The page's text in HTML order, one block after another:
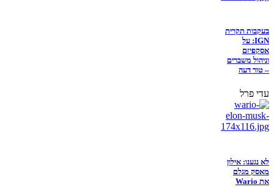
בעקבות תקרית
IGN: על
אסקפיזם
וניהול משברים
– טור דעה
עדי פרל
לא נגענו: אילון
מאסק מגלם
את Wario